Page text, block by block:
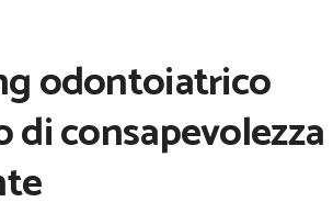
odontoiatrico
consapevolezza